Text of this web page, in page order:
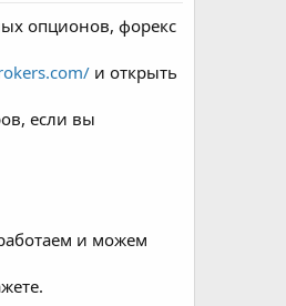
опционов, форекс
и открыть
если вы
и можем